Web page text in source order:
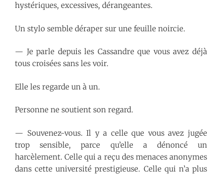
hystériques, excessives, dérangeantes.
Un stylo semble déraper sur une feuille noircie.
— Je parle depuis les Cassandre que vous avez déjà
tous croisées sans les voir.
Elle les regarde un à un.
Personne ne soutient son regard.
— Souvenez-vous. Il y a celle que vous avez jugée
trop sensible, parce qu’elle a dénoncé un
harcèlement. Celle qui a reçu des menaces anonymes
dans cette université prestigieuse. Celle qui n’a plus